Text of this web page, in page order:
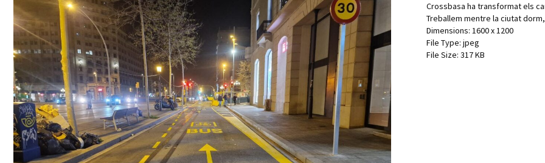
Crossbasa ha transformat els
Treballem mentre la ciutat
Dimensions: 1600 x 1200
File Type: jpeg
File Size: 317 KB